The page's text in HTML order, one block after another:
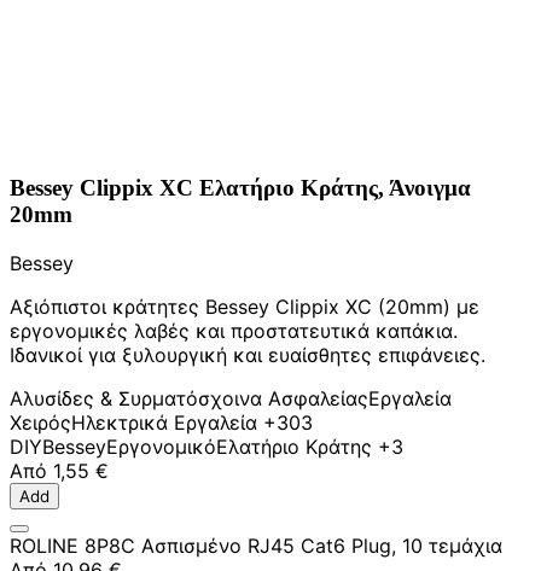
Bessey Clippix XC Ελατήριο Κράτης, Άνοιγμα
20mm
Bessey
Αξιόπιστοι κράτητες Bessey Clippix XC (20mm) με
εργονομικές λαβές και προστατευτικά καπάκια.
Ιδανικοί για ξυλουργική και ευαίσθητες επιφάνειες.
Αλυσίδες & Συρματόσχοινα ΑσφαλείαςΕργαλεία
ΧειρόςΗλεκτρικά Εργαλεία +303
DIYBesseyΕργονομικόΕλατήριο Κράτης +3
Από 1,55 €
Add
ROLINE 8P8C Ασπισμένο RJ45 Cat6 Plug, 10 τεμάχια